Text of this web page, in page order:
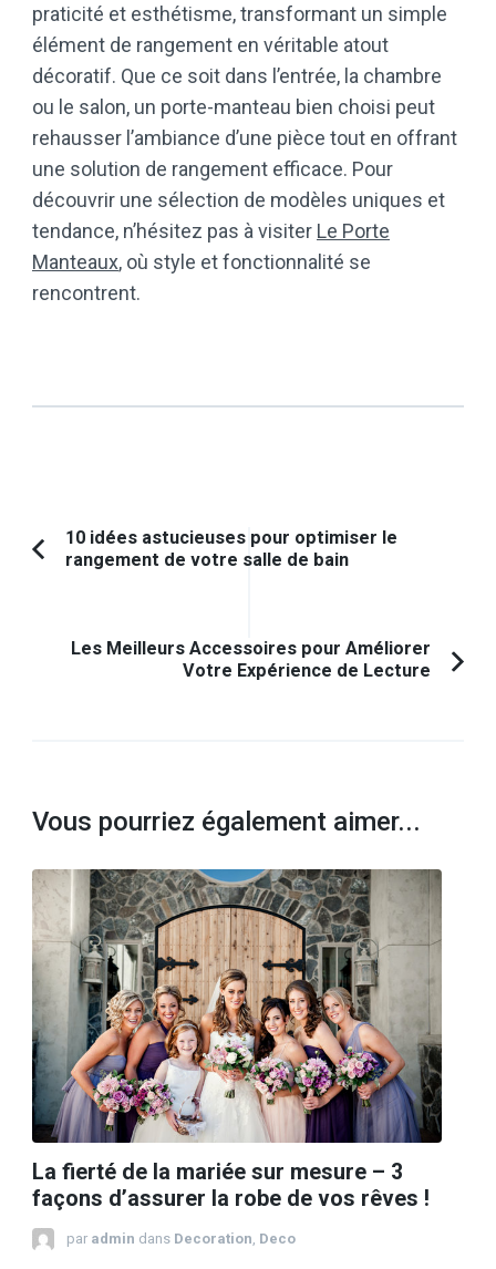
praticité et esthétisme, transformant un simple
élément de rangement en véritable atout
décoratif. Que ce soit dans l’entrée, la chambre
ou le salon, un porte-manteau bien choisi peut
rehausser l’ambiance d’une pièce tout en offrant
une solution de rangement efficace. Pour
découvrir une sélection de modèles uniques et
tendance, n’hésitez pas à visiter Le Porte
Manteaux, où style et fonctionnalité se
rencontrent.
Navigation
d'article
Article
10 idées astucieuses pour optimiser le
rangement de votre salle de bain
Les Meilleurs Accessoires pour Améliorer
Votre Expérience de Lecture
Vous pourriez également aimer...
La fierté de la mariée sur mesure – 3
façons d’assurer la robe de vos rêves !
par admin dans Decoration Deco